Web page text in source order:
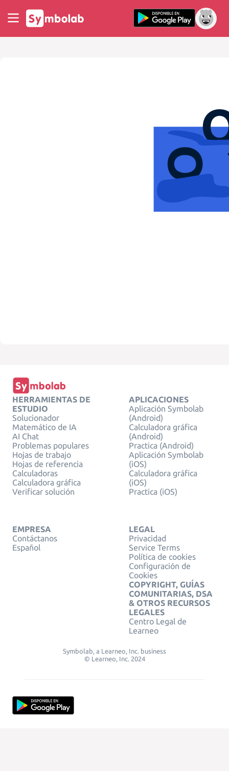
HERRAMIENTAS DE
ESTUDIO
Solucionador
Matemático de IA
AI Chat
Problemas populares
Hojas de trabajo
Hojas de referencia
Calculadoras
Calculadora gráfica
Verificar solución
APLICACIONES
Aplicación Symbolab
(Android)
Calculadora gráfica
(Android)
Practica (Android)
Aplicación Symbolab
(iOS)
Calculadora gráfica
(iOS)
Practica (iOS)
EMPRESA
Contáctanos
Español
LEGAL
Privacidad
Service Terms
Política de cookies
Configuración de
Cookies
COPYRIGHT, GUÍAS
COMUNITARIAS, DSA
& OTROS RECURSOS
LEGALES
Centro Legal de
Learneo
Symbolab, a Learneo, Inc. business
© Learneo, Inc. 2024